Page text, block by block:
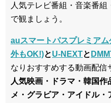
人気テレビ番組・音楽番
で観ましょう。
auスマートパスプレミア
外もOK!)とU-NEXTと
なりおすすめする動画配信
人気映画・ドラマ・韓国
メ・グラビア・アイドル